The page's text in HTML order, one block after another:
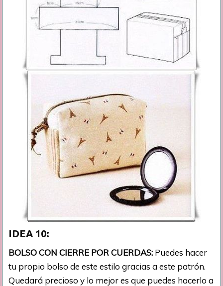
IDEA 10:
BOLSO CON CIERRE POR CUERDAS: Puedes hacer
tu propio bolso de este estilo gracias a este patrón.
Quedará precioso y lo mejor es que puedes hacerlo a